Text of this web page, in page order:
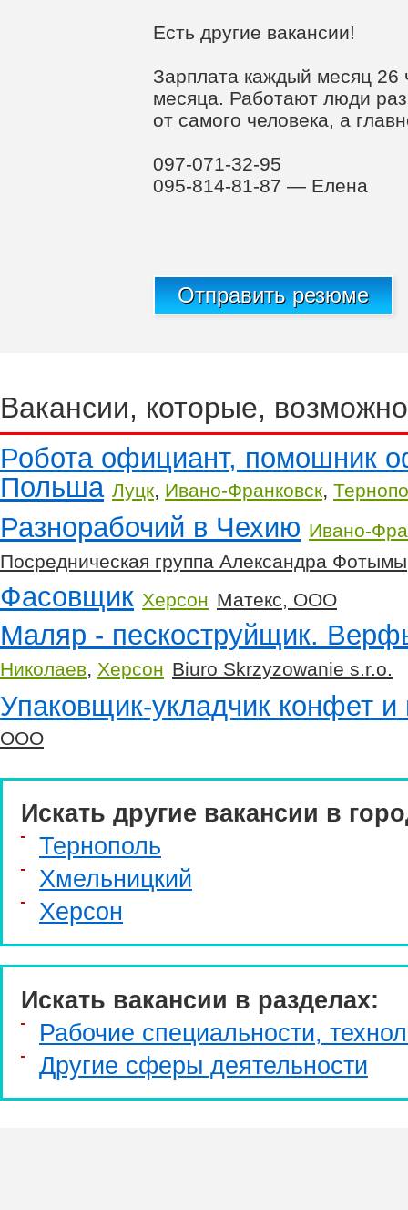
Есть другие вакансии!
Зарплата каждый месяц 26
месяца. Работают люди
от самого человека, а
097-071-32-95
095-814-81-87 — Елена
Отправить резюме
Вакансии, которые,
Робота официант, помошник
Польша Луцк, Ивано-Франковск,
Разнорабочий в Чехию Ивано-
Посредническая группа Александра Фотымы
Фасовщик Херсон Матекс, ООО
Маляр - пескоструйщик.
Николаев, Херсон Biuro Skrzyzowanie s.r.o.
Упаковщик-укладчик конфет и
ООО
Искать другие вакансии в
Тернополь
Хмельницкий
Херсон
Искать вакансии в разделах:
Рабочие специальности,
Другие сферы деятельности